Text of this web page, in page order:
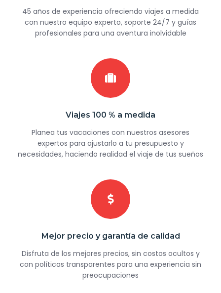
45 años de experiencia ofreciendo viajes a medida
con nuestro equipo experto, soporte 24/7 y guías
profesionales para una aventura inolvidable
Viajes 100 % a medida
Planea tus vacaciones con nuestros asesores
expertos para ajustarlo a tu presupuesto y
necesidades, haciendo realidad el viaje de tus sueños
Mejor precio y garantía de calidad
Disfruta de los mejores precios, sin costos ocultos y
con políticas transparentes para una experiencia sin
preocupaciones